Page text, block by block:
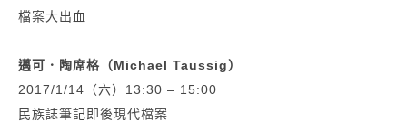
檔案大出血
邁可．陶席格（Michael Taussig）
2017/1/14（六）13:30 – 15:00
民族誌筆記即後現代檔案